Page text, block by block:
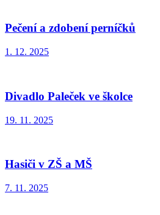
Pečení a zdobení perníčků
1. 12. 2025
Divadlo Paleček ve školce
19. 11. 2025
Hasiči v ZŠ a MŠ
7. 11. 2025